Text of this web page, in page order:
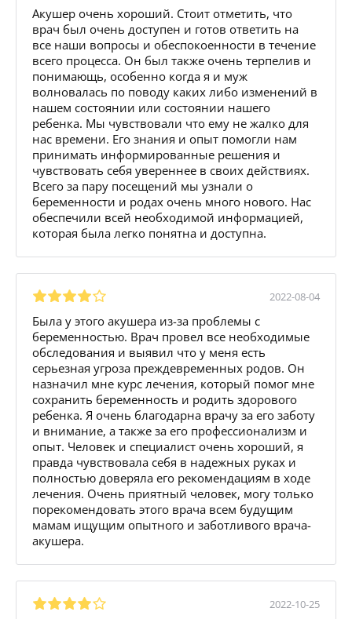
Акушер очень хороший. Стоит отметить, что
врач был очень доступен и готов ответить на
все наши вопросы и обеспокоенности в течение
всего процесса. Он был также очень терпелив и
понимающь, особенно когда я и муж
волновалась по поводу каких либо изменений в
нашем состоянии или состоянии нашего
ребенка. Мы чувствовали что ему не жалко для
нас времени. Его знания и опыт помогли нам
принимать информированные решения и
чувствовать себя увереннее в своих действиях.
Всего за пару посещений мы узнали о
беременности и родах очень много нового. Нас
обеспечили всей необходимой информацией,
которая была легко понятна и доступна.
2022-08-04
Была у этого акушера из-за проблемы с
беременностью. Врач провел все необходимые
обследования и выявил что у меня есть
серьезная угроза преждевременных родов. Он
назначил мне курс лечения, который помог мне
сохранить беременность и родить здорового
ребенка. Я очень благодарна врачу за его заботу
и внимание, а также за его профессионализм и
опыт. Человек и специалист очень хороший, я
правда чувствовала себя в надежных руках и
полностью доверяла его рекомендациям в ходе
лечения. Очень приятный человек, могу только
порекомендовать этого врача всем будущим
мамам ищущим опытного и заботливого врача-
акушера.
2022-10-25